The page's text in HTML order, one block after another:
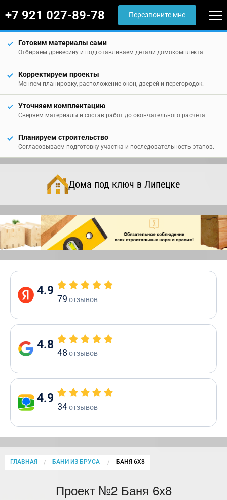
+7 921 027-89-78 Перезвоните мне
Готовим материалы сами
Отбираем древесину и подготавливаем детали домокомплекта.
Корректируем проекты
Меняем планировку, расположение окон, дверей и перегородок.
Уточняем комплектацию
Сверяем материалы и состав работ до окончательного расчёта.
Планируем строительство
Согласовываем подготовку участка и последовательность этапов.
Дома под ключ в Липецке
4.9
79 отзывов
4.8
48 отзывов
4.9
34отзывов
ГЛАВНАЯ БАНИ ИЗ БРУСА CURRENT:
БАНЯ 6Х8
Проект №2 Баня 6х8